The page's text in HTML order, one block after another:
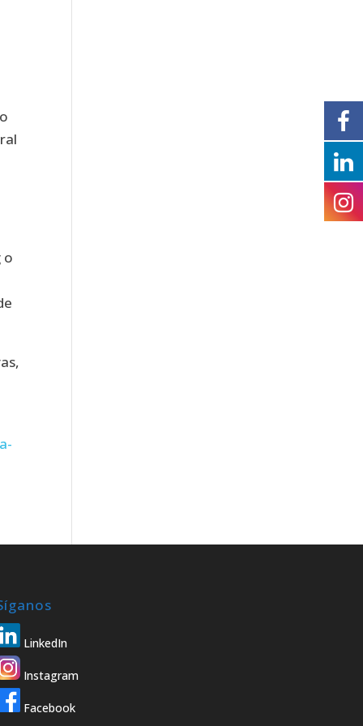
o
LinkedIn
Instagram
Facebook